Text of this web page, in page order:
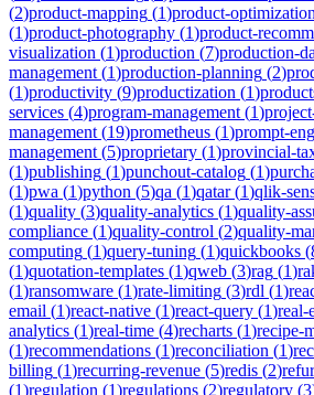
(2)product-mapping (1)product-optimization
(1)product-photography (1)product-
visualization (1)production (7)production-
management (1)production-planning (2)
(1)productivity (9)productization (1)
services (4)program-management (1)
management (19)prometheus (1)prompt-
management (5)proprietary (1)provincial-
(1)publishing (1)punchout-catalog (1)
(1)pwa (1)python (5)qa (1)qatar(1)qlik-
(1)quality (3)quality-analytics (1)quality-
compliance (1)quality-control (2)quality-
computing (1)query-tuning (1)quickbooks (
(1)quotation-templates (1)qweb (3)rag (1)
(1)ransomware (1)rate-limiting (3)rdl (1)
email (1)react-native (1)react-query (1)real-
analytics (1)real-time (4)recharts (1)recipe-
(1)recommendations (1)reconciliation (1)
billing (1)recurring-revenue (5)redis (2)
(1)regulation (1)regulations (2)regulatory (3